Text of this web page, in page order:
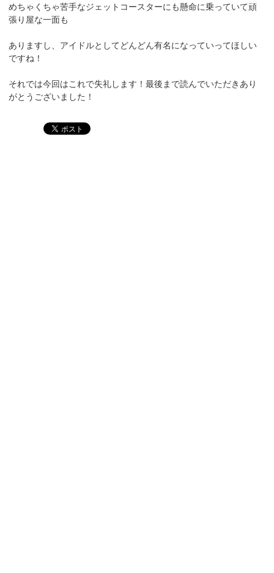
めちゃくちゃ苦手なジェットコースターにも懸命に乗っていて頑
張り屋な一面も
ありますし、アイドルとしてどんどん有名になっていってほしい
ですね！
それでは今回はこれで失礼します！最後まで読んでいただきあり
がとうございました！